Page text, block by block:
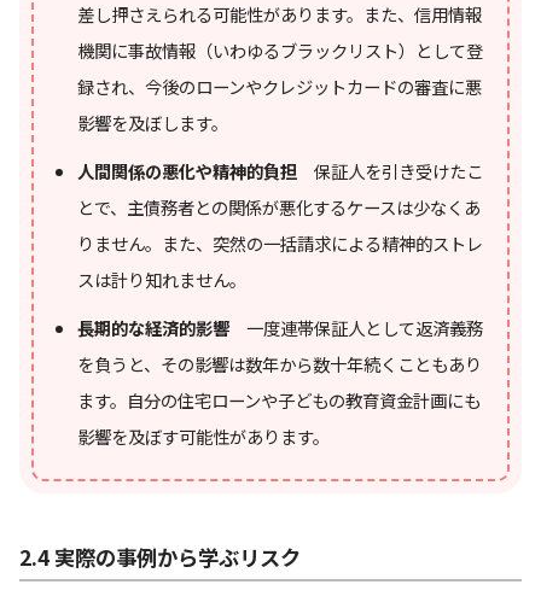
差し押さえられる可能性があります。また、信用情報
機関に事故情報（いわゆるブラックリスト）として登
録され、今後のローンやクレジットカードの審査に悪
影響を及ぼします。
人間関係の悪化や精神的負担 保証人を引き受けたこ
とで、主債務者との関係が悪化するケースは少なくあ
りません。また、突然の一括請求による精神的ストレ
スは計り知れません。
長期的な経済的影響 一度連帯保証人として返済義務
を負うと、その影響は数年から数十年続くこともあり
ます。自分の住宅ローンや子どもの教育資金計画にも
影響を及ぼす可能性があります。
2.4 実際の事例から学ぶリスク